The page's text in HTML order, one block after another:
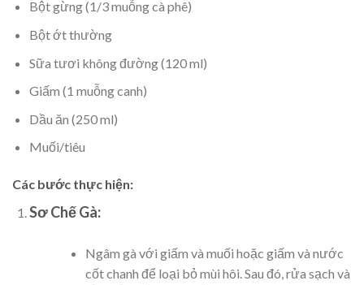
Bột gừng (1/3 muỗng cà phê)
Bột ớt thường
Sữa tươi không đường (120 ml)
Giấm (1 muỗng canh)
Dầu ăn (250 ml)
Muối/tiêu
Các bước thực hiện:
Sơ Chế Gà:
Ngâm gà với giấm và muối hoặc giấm và nước
cốt chanh để loại bỏ mùi hôi. Sau đó, rửa sạch và